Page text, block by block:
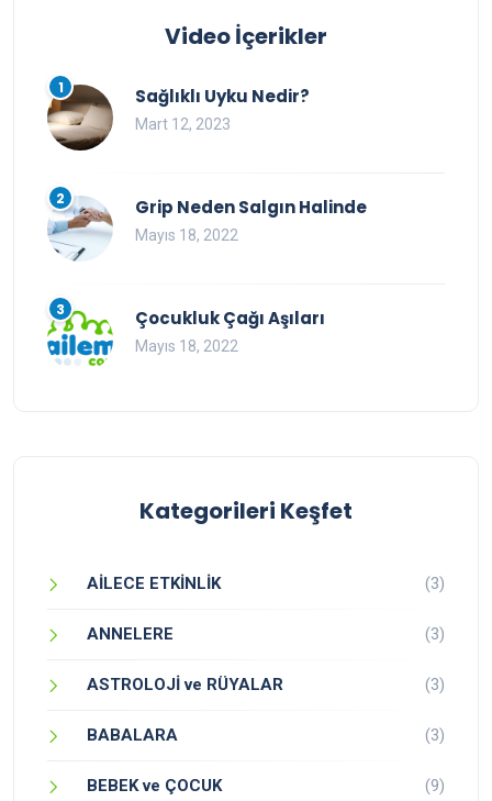
Video İçerikler
1 Sağlıklı Uyku Nedir?
Mart 12, 2023
2 Grip Neden Salgın Halinde
Mayıs 18, 2022
3 Çocukluk Çağı Aşıları
Mayıs 18, 2022
Kategorileri Keşfet
AİLECE ETKİNLİK (3)
ANNELERE (3)
ASTROLOJİ ve RÜYALAR (3)
BABALARA (3)
BEBEK ve ÇOCUK (9)